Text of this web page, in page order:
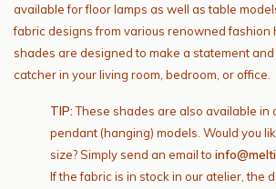
available for floor lamps as well as table
fabric designs from various renowned fashion
shades are designed to make a statement
catcher in your living room, bedroom, or office.
TIP:These shades are also available in
pendant (hanging) models. Would you
size? Simply send an email to
If the fabric is in stock in our atelier, the